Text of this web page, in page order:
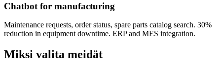
Chatbot for manufacturing
Maintenance requests, order status, spare parts catalog search. 30%
reduction in equipment downtime. ERP and MES integration.
Miksi valita meidät